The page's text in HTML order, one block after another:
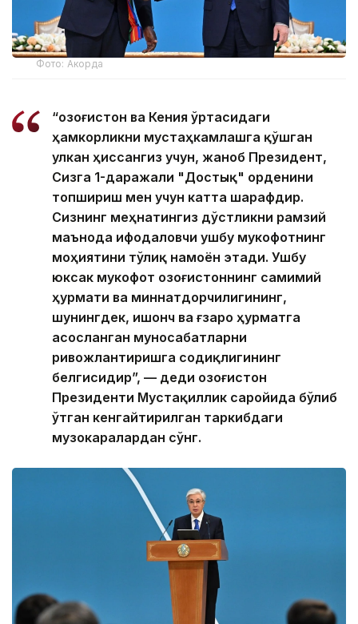
Фото: Акорда
“Қозоғистон ва Кения ўртасидаги
ҳамкорликни мустаҳкамлашга қўшган
улкан ҳиссангиз учун, жаноб Президент,
Сизга 1-даражали "Достық" орденини
топшириш мен учун катта шарафдир.
Сизнинг меҳнатингиз дўстликни рамзий
маънода ифодаловчи ушбу мукофотнинг
моҳиятини тўлиқ намоён этади. Ушбу
юксак мукофот Қозоғистоннинг самимий
ҳурмати ва миннатдорчилигининг,
шунингдек, ишонч ва ғзаро ҳурматга
асосланган муносабатларни
ривожлантиришга содиқлигининг
белгисидир”, — деди Қозоғистон
Президенти Мустақиллик саройида бўлиб
ўтган кенгайтирилган таркибдаги
музокаралардан сўнг.